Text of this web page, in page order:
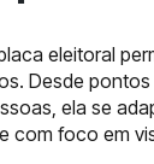
eleitoral
Desde
ela se
com foco em